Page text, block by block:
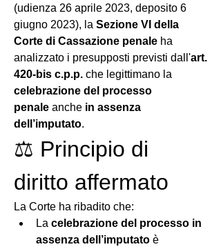
(udienza 26 aprile 2023, deposito 6
giugno 2023), la Sezione VI della
Corte di Cassazione penale ha
analizzato i presupposti previsti dall'art.
420-bis c.p.p.
celebrazione del processo
penale anche in assenza
dell’imputato.
⚖️ Principio di
diritto affermato
La Corte ha ribadito che:
La celebrazione del processo in
assenza dell’imputato è